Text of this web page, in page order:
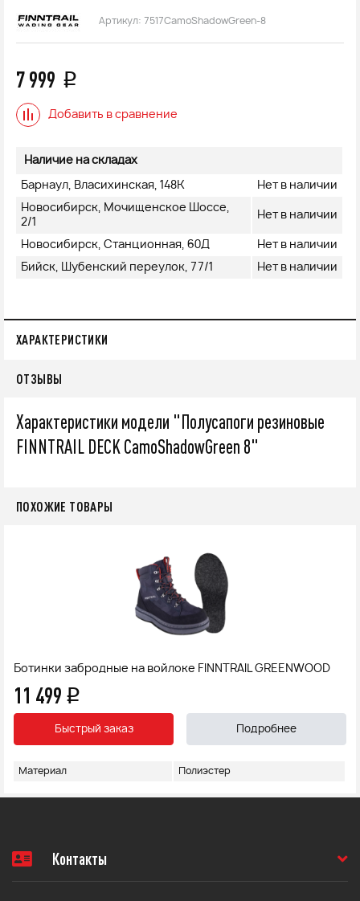
Артикул: 7517CamoShadowGreen-8
7 999 q
Добавить в сравнение
Наличие на складах
Барнаул, Власихинская, 148К
Нет в наличии
Новосибирск, Мочищенское Шоссе,
2/1
Нет в наличии
Новосибирск, Станционная, 60Д
Нет в наличии
Бийск, Шубенский переулок, 77/1
Нет в наличии
ХАРАКТЕРИСТИКИ
ОТЗЫВЫ
Характеристики модели "Полусапоги резиновые
FINNTRAIL DECK CamoShadowGreen 8"
ПОХОЖИЕ ТОВАРЫ
Ботинки забродные на войлоке FINNTRAIL GREENWOOD
11 499 q
Быстрый заказ Подробнее
Материал Полиэстер
Контакты